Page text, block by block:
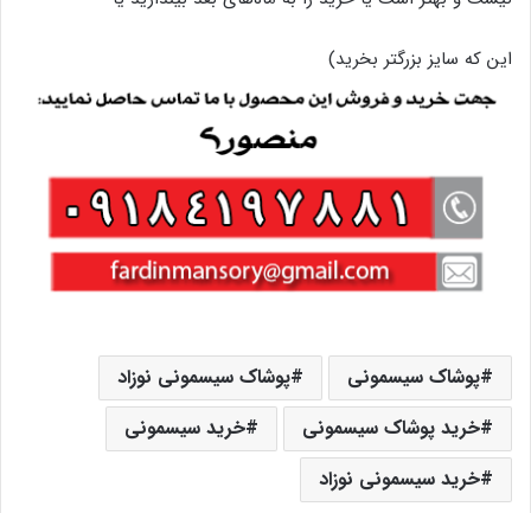
این که سایز بزرگتر بخرید)
پوشاک سیسمونی
پوشاک سیسمونی نوزاد
خرید پوشاک سیسمونی
خرید سیسمونی
خرید سیسمونی نوزاد